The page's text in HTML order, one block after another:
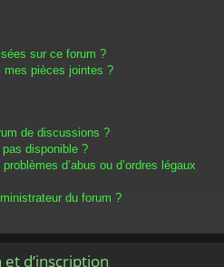
sur ce forum ?
mes pièces jointes ?
de discussions ?
pas disponible ?
d’abus ou d’ordres légaux
du forum ?
d’inscription